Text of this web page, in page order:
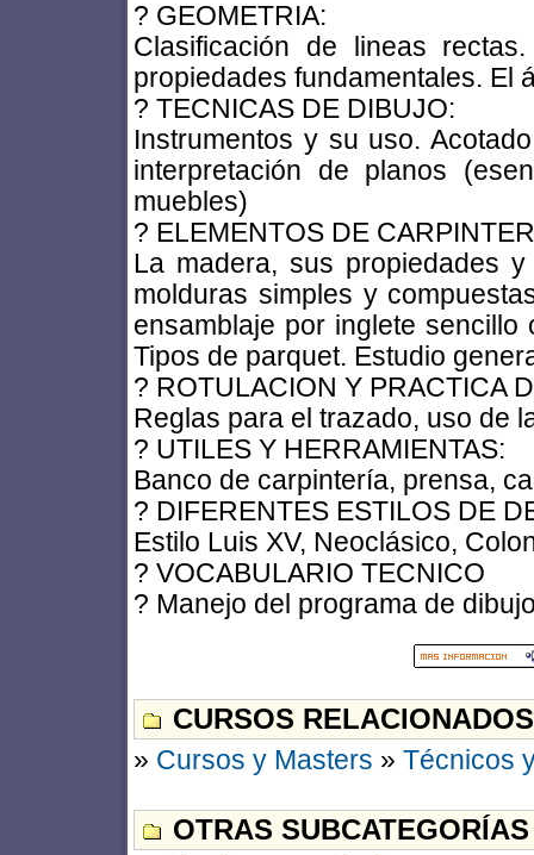
? GEOMETRIA:
Clasificación de lineas
propiedades fundamentales. El
? TECNICAS DE DIBUJO:
Instrumentos y su uso.
interpretación de planos
muebles)
? ELEMENTOS DE
La madera, sus propiedades
molduras simples y
ensamblaje por inglete
Tipos de parquet. Estudio
? ROTULACION Y PRACTICA
Reglas para el trazado, uso de
? UTILES Y HERRAMIENTAS:
Banco de carpintería, prensa,
? DIFERENTES ESTILOS DE
Estilo Luis XV, Neoclásico,
? VOCABULARIO TECNICO
? Manejo del programa de
CURSOS
» Cursos y Masters » Técnicos
OTRAS